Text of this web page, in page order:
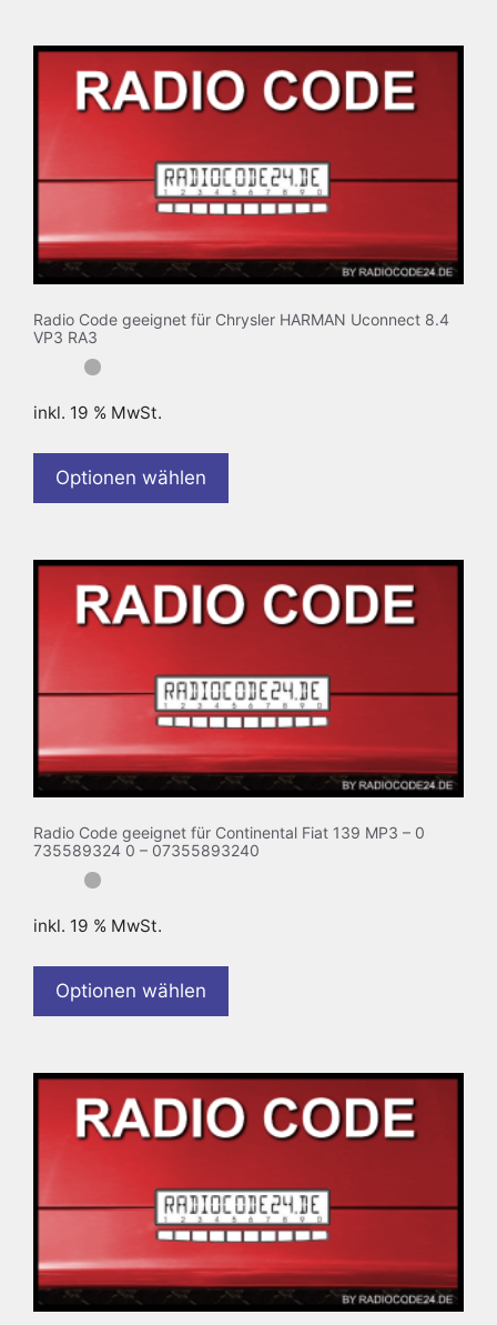
Radio Code geeignet für Chrysler HARMAN Uconnect 8.4
VP3 RA3
inkl. 19 % MwSt.
Optionen wählen
Radio Code geeignet für Continental Fiat 139 MP3 – 0
735589324 0 – 07355893240
inkl. 19 % MwSt.
Optionen wählen